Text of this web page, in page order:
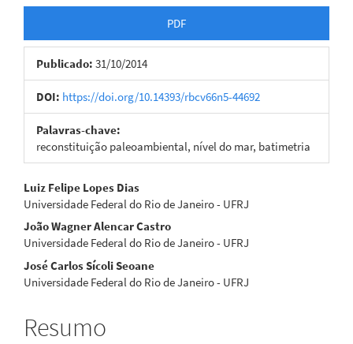
lateral
de
artigos
PDF
Publicado: 31/10/2014
DOI: https://doi.org/10.14393/rbcv66n5-44692
Palavras-chave:
reconstituição paleoambiental, nível do mar, batimetria
Conteúdo
do
artigo
principal
Luiz Felipe Lopes Dias
Universidade Federal do Rio de Janeiro - UFRJ
João Wagner Alencar Castro
Universidade Federal do Rio de Janeiro - UFRJ
José Carlos Sícoli Seoane
Universidade Federal do Rio de Janeiro - UFRJ
Resumo